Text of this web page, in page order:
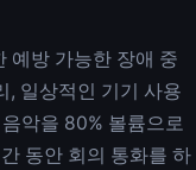
예방 가능한 장애 중
, 일상적인 기기 사용
악을 80% 볼륨으로
동안 회의 통화를 하